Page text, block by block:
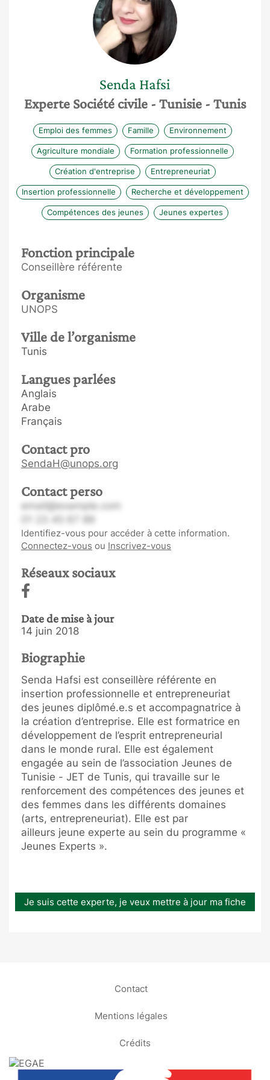
Senda Hafsi
Experte Société civile - Tunisie - Tunis
Emploi des femmes Famille Environnement
Agriculture mondiale Formation professionnelle
Création d'entreprise Entrepreneuriat
Insertion professionnelle Recherche et développement
Compétences des jeunes Jeunes expertes
Fonction principale
Conseillère référente
Organisme
UNOPS
Ville de l’organisme
Tunis
Langues parlées
Anglais
Arabe
Français
Contact pro
SendaH@unops.org
Contact perso
email@example.com
Identifiez-vous pour accéder à cette information.
Connectez-vous ou Inscrivez-vous
Réseaux sociaux
Date de mise à jour
14 juin 2018
Biographie
Senda Hafsi est conseillère référente en
insertion professionnelle et entrepreneuriat
des jeunes diplômé.e.s et accompagnatrice à
la création d’entreprise. Elle est formatrice en
développement de l’esprit entrepreneurial
dans le monde rural. Elle est également
engagée au sein de l’association Jeunes de
Tunisie - JET de Tunis, qui travaille sur le
renforcement des compétences des jeunes et
des femmes dans les différents domaines
(arts, entrepreneuriat). Elle est par
ailleurs jeune experte au sein du programme «
Jeunes Experts ».
Je suis cette experte, je veux mettre à jour ma fiche
Contact
Mentions légales
Crédits